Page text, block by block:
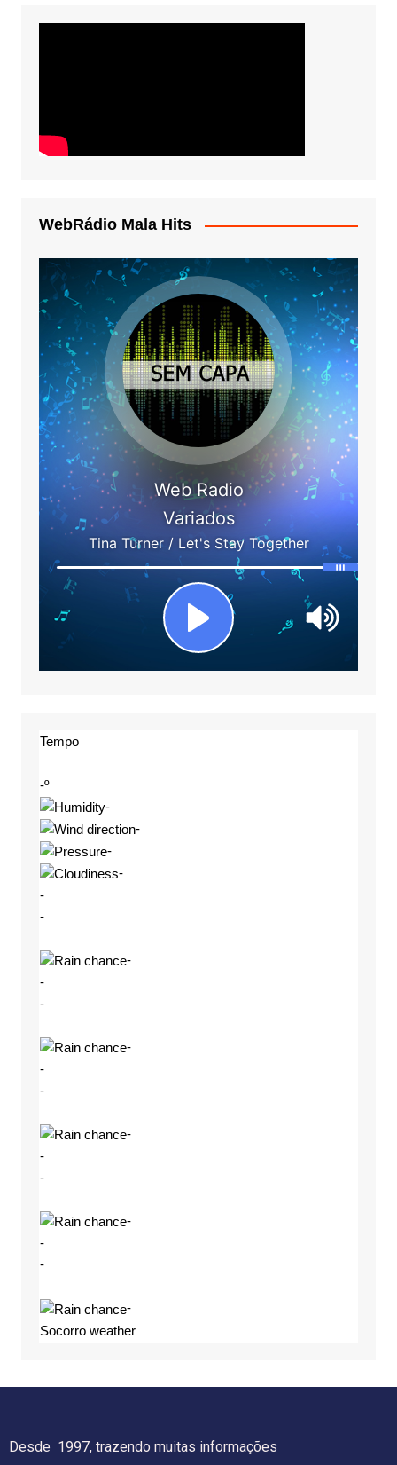
WebRádio Mala Hits
Tempo
-º
-
-
-
-
-
-
-
-
-
-
-
-
-
-
-
-
-
-
-
Socorro weather
Desde 1997, trazendo muitas informações